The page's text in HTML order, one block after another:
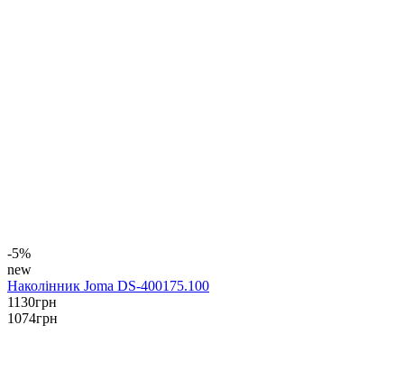
-5%
new
Наколінник Joma DS-400175.100
1130грн
1074грн